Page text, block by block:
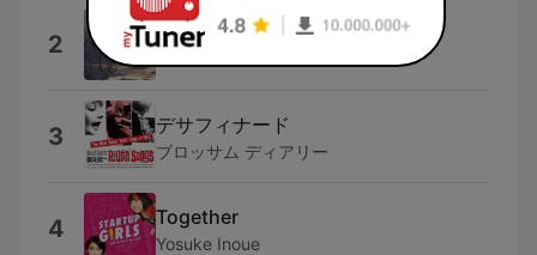
2 Sphinx
3 デサフィナード
ブロッサム ディアリー
4 Together
Yosuke Inoue